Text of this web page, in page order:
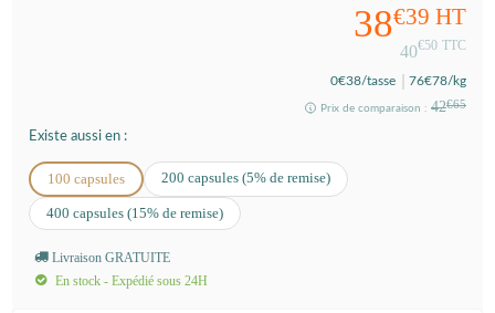
38€39 HT
40€50 TTC
0€38/tasse 76€78/kg
Prix de comparaison : 42€65
Existe aussi en :
100 capsules 200 capsules (5% de remise)
400 capsules (15% de remise)
Livraison GRATUITE
En stock - Expédié sous 24H